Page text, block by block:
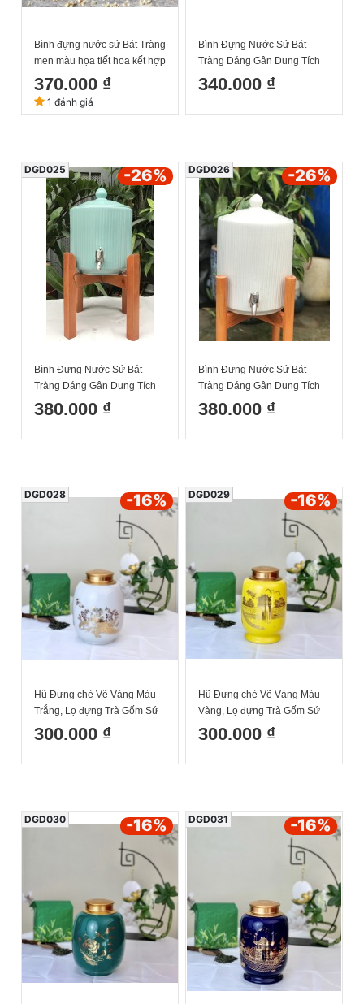
Bình đựng nước sứ Bát Tràng
men màu họa tiết hoa kết hợp
thư pháp dung tích 5L
370.000 ₫
1 đánh giá
Bình Đựng Nước Sứ Bát
Tràng Dáng Gân Dung Tích
4L
340.000 ₫
Bình Đựng Nước Sứ Bát
Tràng Dáng Gân Dung Tích
6L
380.000 ₫
DGD025 -26%
Bình Đựng Nước Sứ Bát
Tràng Dáng Gân Dung Tích
10L
380.000 ₫
DGD026 -26%
Hũ Đựng chè Vẽ Vàng Màu
Trắng, Lọ đựng Trà Gốm Sứ
Bát Tràng Cao Cấp Cao
17cm Dk13cm
300.000 ₫
DGD028 -16%
Hũ Đựng chè Vẽ Vàng Màu
Vàng, Lọ đựng Trà Gốm Sứ
Bát Tràng Cao Cấp Cao
17cm Dk13cm
300.000 ₫
DGD029 -16%
DGD030 -16% DGD031 -16%